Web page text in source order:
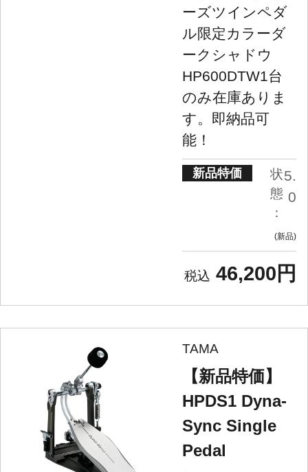
ーズツインペダ
ル限定カラーダ
ークシャドウ
HP600DTW1台
のみ在庫ありま
す。即納品可
能！
新品特価
状
態
：
5.
0
新品
46,200円
TAMA
【新品特価】
HPDS1 Dyna-
Sync Single
Pedal